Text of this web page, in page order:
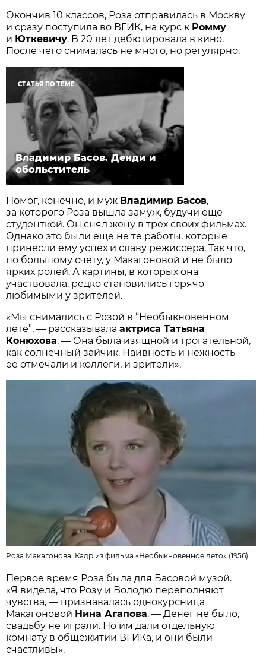
Окончив 10 классов, Роза отправилась в Москву
и сразу поступила во ВГИК, на курс к Ромму
и Юткевичу. В 20 лет дебютировала в кино.
После чего снималась не много, но регулярно.
СТАТЬЯ ПО ТЕМЕ
Владимир Басов. Денди и
обольститель
Помог, конечно, и муж Владимир Басов,
за которого Роза вышла замуж, будучи еще
студенткой. Он снял жену в трех своих фильмах.
Однако это были еще не те работы, которые
принесли ему успех и славу режиссера. Так что,
по большому счету, у Макагоновой и не было
ярких ролей. А картины, в которых она
участвовала, редко становились горячо
любимыми у зрителей.
«Мы снимались с Розой в “Необыкновенном
лете”, — рассказывалаактриса Татьяна
Конюхова. — Она была изящной и трогательной,
как солнечный зайчик. Наивность и нежность
ее отмечали и коллеги, и зрители».
Роза Макагонова. Кадр из фильма «Необыкновенное лето» (1956)
Первое время Роза была для Басовой музой.
«Я видела, что Розу и Володю переполняют
чувства, — признавалась однокурсница
Макагоновой Нина Агапова. — Денег не было,
свадьбу не играли. Но им дали отдельную
комнату в общежитии ВГИКа, и они были
счастливы».